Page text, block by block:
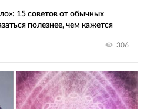
15 советов от обычных
полезнее, чем кажется
306